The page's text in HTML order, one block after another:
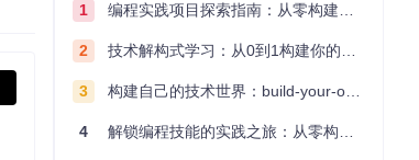
1 编程实践项目探索指南：从零构建技术能力体系
2 技术解构式学习：从0到1构建你的编程知识体系
3 构建自己的技术世界：build-your-own-x项目的实践探索指南
4 解锁编程技能的实践之旅：从零构建你的技术世界